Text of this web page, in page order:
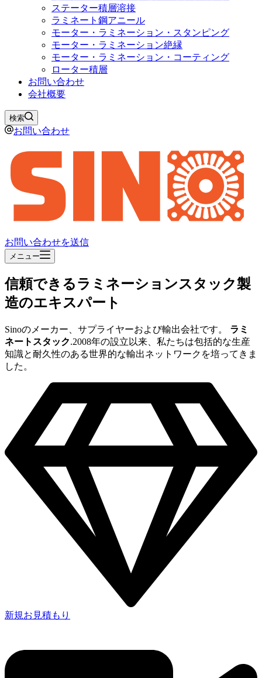
ステーター積層溶接
ラミネート鋼アニール
モーター・ラミネーション・スタンピング
モーター・ラミネーション絶縁
モーター・ラミネーション・コーティング
ローター積層
お問い合わせ
会社概要
検索
お問い合わせ
お問い合わせを送信
メニュー
信頼できるラミネーションスタック製
造のエキスパート
Sinoのメーカー、サプライヤーおよび輸出会社です。 ラミ
ネートスタック.2008年の設立以来、私たちは包括的な生産
知識と耐久性のある世界的な輸出ネットワークを培ってきま
した。
新規お見積もり